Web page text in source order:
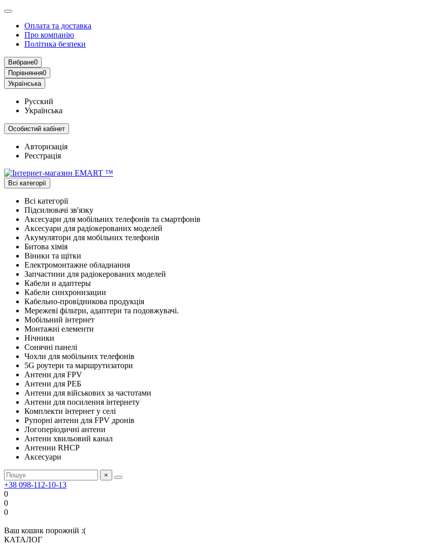
Оплата та доставка
Про компанію
Політика безпеки
Вибране0
Порівняння0
Українська
Русский
Українська
Особистий кабінет
Авторизація
Реєстрація
Всі категорії
Всі категорії
Підсилювачі зв'язку
Аксесуари для мобільних телефонів та смартфонів
Аксесуари для радіокерованих моделей
Акумулятори для мобільних телефонів
Битова хімія
Віники та щітки
Електромонтажне обладнання
Запчастини для радіокерованих моделей
Кабели и адаптеры
Кабели синхронизации
Кабельно-провідникова продукція
Мережеві фільтри, адаптери та подовжувачі.
Мобільний інтернет
Монтажні елементи
Нічники
Сонячні панелі
Чохли для мобільних телефонів
5G роутери та маршрутизатори
Антени для FPV
Антени для РЕБ
Антени для військових за частотами
Антени для посилення інтернету
Комплекти інтернет у селі
Рупорні антени для FPV дронів
Логоперіодичні антени
Антени хвильовий канал
Антенни RHCP
Аксесуари
×
+38 098-112-10-13
0
0
0
Ваш кошик порожній :(
КАТАЛОГ